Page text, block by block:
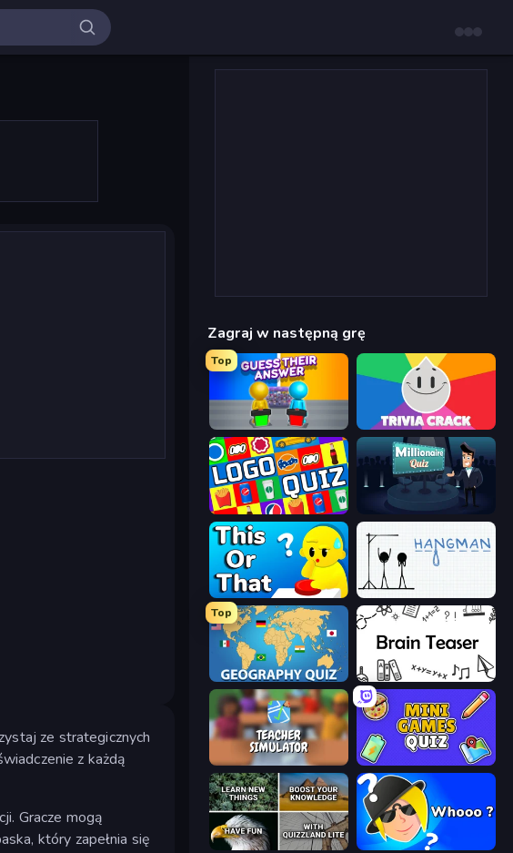
ze strategicznych
z każdą
Gracze mogą
który zapełnia się
Zagraj w następną grę
Top
Guess Their Answer Trivia Crack
Logo Quiz: Game World Trivia Millionaire Quiz
ToT or Trivia Hangman
Top
Geography Quiz: Flags and Capitals Brain Teaser
Teacher Simulator Mini Games Quiz
QuizzLand Trivia Whooo?